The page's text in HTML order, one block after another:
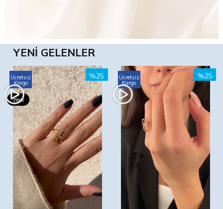
YENI GELENLER
%25
Ücretsiz
Kargo
%25
Ücretsiz
Kargo